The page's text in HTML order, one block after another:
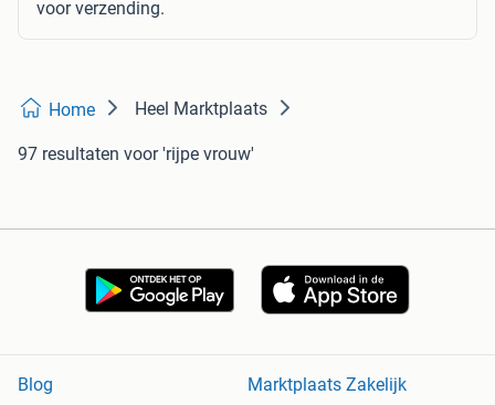
voor verzending.
Home Heel Marktplaats
97 resultaten voor 'rijpe vrouw'
Blog
Marktplaats Zakelijk